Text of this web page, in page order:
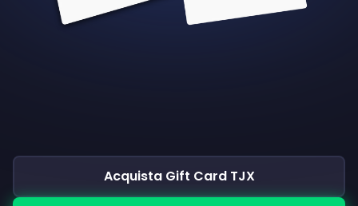
Acquista Gift Card TJX